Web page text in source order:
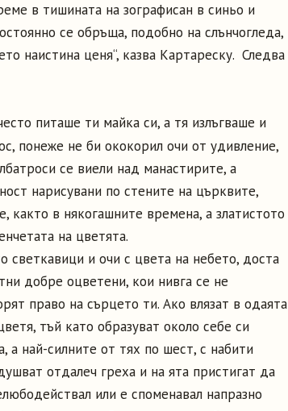
в тишината на зографисан в синьо и
се обръща, подобно на слънчогледа,
наистина ценя“, казва Картареску. Следва
питаше ти майка си, а тя излъгваше и
понеже не би ококорил очи от удивление,
се виели над манастирите, а
нарисувани по стените на църквите,
както в някогашните времена, а златистото
на цветята.
и очи с цвета на небето, доста
добре оцветени, кои нивга се не
право на сърцето ти. Ако влязат в одаята
тъй като образуват около себе си
а най-силните от тях по шест, с набити
отдалеч греха и на ята пристигат да
или е споменавал напразно